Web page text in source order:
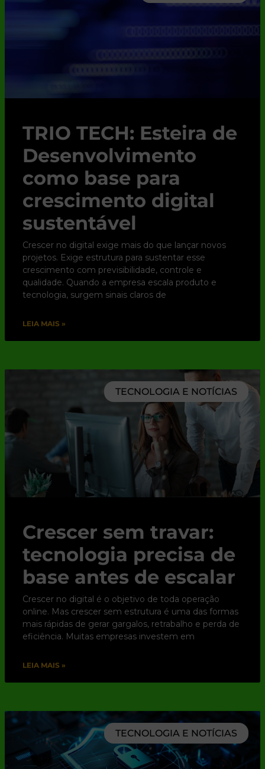
TRIO TECH: Esteira de
Desenvolvimento
como base para
crescimento digital
sustentável
Crescer no digital exige mais do que lançar novos
projetos. Exige estrutura para sustentar esse
crescimento com previsibilidade, controle e
qualidade. Quando a empresa escala produto e
tecnologia, surgem sinais claros de
LEIA MAIS »
TECNOLOGIA E NOTÍCIAS
Crescer sem travar:
tecnologia precisa de
base antes de escalar
Crescer no digital é o objetivo de toda operação
online. Mas crescer sem estrutura é uma das formas
mais rápidas de gerar gargalos, retrabalho e perda de
eficiência. Muitas empresas investem em
LEIA MAIS »
TECNOLOGIA E NOTÍCIAS